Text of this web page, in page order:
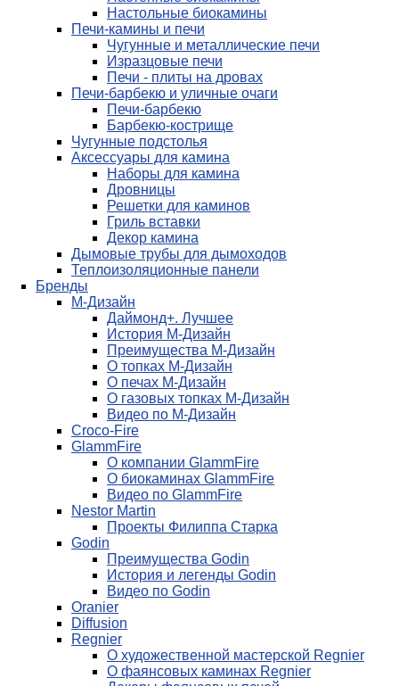
Настольные биокамины
Печи-камины и печи
Чугунные и металлические печи
Изразцовые печи
Печи - плиты на дровах
Печи-барбекю и уличные очаги
Печи-барбекю
Барбекю-кострище
Чугунные подстолья
Аксессуары для камина
Наборы для камина
Дровницы
Решетки для каминов
Гриль вставки
Декор камина
Дымовые трубы для дымоходов
Теплоизоляционные панели
Бренды
М-Дизайн
Даймонд+. Лучшее
История М-Дизайн
Преимущества М-Дизайн
О топках М-Дизайн
О печах М-Дизайн
О газовых топках М-Дизайн
Видео по М-Дизайн
Croco-Fire
GlammFire
О компании GlammFire
О биокаминах GlammFire
Видео по GlammFire
Nestor Martin
Проекты Филиппа Старка
Godin
Преимущества Godin
История и легенды Godin
Видео по Godin
Oranier
Diffusion
Regnier
О художественной мастерской Regnier
О фаянсовых каминах Regnier